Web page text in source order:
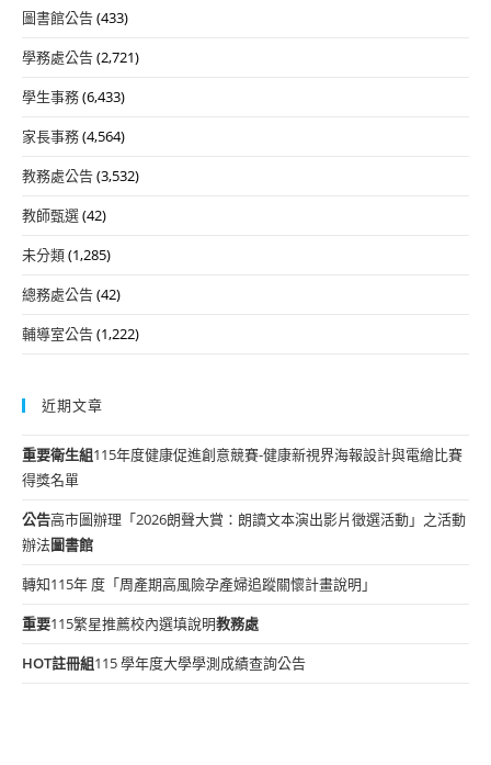
圖書館公告(433)
學務處公告(2,721)
學生事務(6,433)
家長事務(4,564)
教務處公告(3,532)
教師甄選(42)
未分類(1,285)
總務處公告(42)
輔導室公告(1,222)
近期文章
重要衛生組115年度健康促進創意競賽-健康新視界海報設計與電繪比賽
得獎名單
公告高市圖辦理「2026朗聲大賞：朗讀文本演出影片徵選活動」之活動
辦法圖書館
轉知115年 度「周產期高風險孕產婦追蹤關懷計畫說明」
重要115繁星推薦校內選填說明教務處
HOT註冊組115 學年度大學學測成績查詢公告